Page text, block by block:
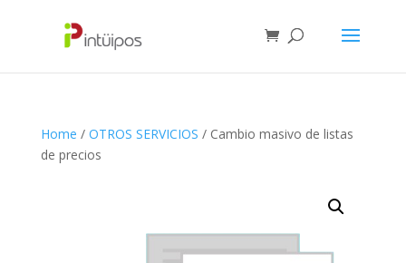
Home / OTROS SERVICIOS / Cambio masivo de listas
de precios